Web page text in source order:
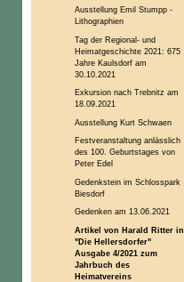
Ausstellung Emil Stumpp -
Lithographien
Tag der Regional- und
Heimatgeschichte 2021: 675
Jahre Kaulsdorf am
30.10.2021
Exkursion nach Trebnitz am
18.09.2021
Ausstellung Kurt Schwaen
Festveranstaltung anlässlich
des 100. Geburtstages von
Peter Edel
Gedenkstein im Schlosspark
Biesdorf
Gedenken am 13.06.2021
Artikel von Harald Ritter in
"Die Hellersdorfer"
Ausgabe 4/2021 zum
Jahrbuch des
Heimatvereins